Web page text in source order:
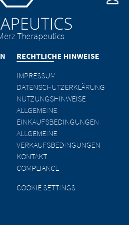
Therapeutics
RECHTLICHE HINWEISE
IMPRESSUM
DATENSCHUTZERKLÄRUNG
NUTZUNGSHINWEISE
ALLGEMEINE
EINKAUFSBEDINGUNGEN
ALLGEMEINE
VERKAUFSBEDINGUNGEN
KONTAKT
COMPLIANCE
COOKIE SETTINGS
URL
Websites zu
TOURL